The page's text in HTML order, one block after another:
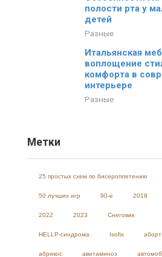
полости рта у
детей
Разные
Итальянская
воплощение
комфорта в
интерьере
Разные
Метки
25 простых схем по бисероплетению
50 лучших игр 90-е 2018
2022 2023 Cнеговик
HELLP-синдрома Isofix аборт
абрикос авитаминоз